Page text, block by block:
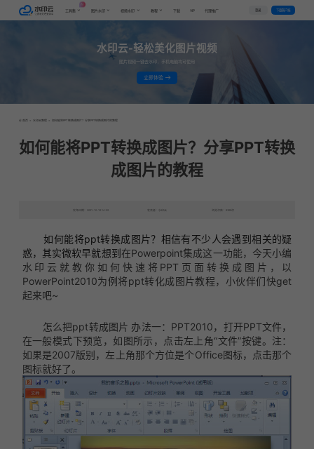
工具集
AI
图片水印 视频水印 教程 下载 VIP 代理推广 登录 下载客户端
水印云-轻松美化图片视频
图片视频一键去水印，手机电脑均可使用
立即体验
首页 > 水印云教程 > 如何能将PPT转换成图片？分享PPT转换成图片的教程
如何能将PPT转换成图片？分享PPT转换
成图片的教程
发布日期：2021-10-19 14:02 发表者：水印云 浏览次数：8399次
如何能将ppt转换成图片？相信有不少人会遇到相关的疑
惑，其实微软早就想到 在Powerpoint集成这一功能，今天小编
水印云就教你如何快速将PPT页面转换成图片，以
PowerPoint2010为例将ppt转化成图片教程，小伙伴们快get
起来吧~
怎么把ppt转成图片 办法一：PPT2010，打开PPT文件，
在一般模式下预览，如图所示，点击左上角“文件”按键。注：
如果是2007版别，左上角那个方位是个Office图标，点击那个
图标就好了。